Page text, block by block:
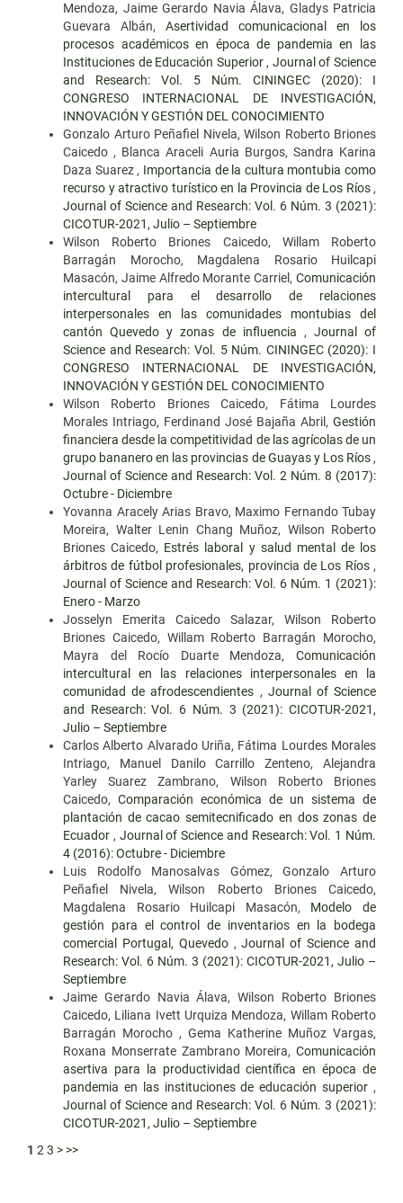
Mendoza, Jaime Gerardo Navia Álava, Gladys Patricia
Guevara Albán, Asertividad comunicacional en los
procesos académicos en época de pandemia en las
Instituciones de Educación Superior , Journal of Science
and Research: Vol. 5 Núm. CININGEC (2020): I
CONGRESO INTERNACIONAL DE INVESTIGACIÓN,
INNOVACIÓN Y GESTIÓN DEL CONOCIMIENTO
Gonzalo Arturo Peñafiel Nivela, Wilson Roberto Briones
Caicedo , Blanca Araceli Auria Burgos, Sandra Karina
Daza Suarez , Importancia de la cultura montubia como
recurso y atractivo turístico en la Provincia de Los Ríos ,
Journal of Science and Research: Vol. 6 Núm. 3 (2021):
CICOTUR-2021, Julio – Septiembre
Wilson Roberto Briones Caicedo, Willam Roberto
Barragán Morocho, Magdalena Rosario Huilcapi
Masacón, Jaime Alfredo Morante Carriel, Comunicación
intercultural para el desarrollo de relaciones
interpersonales en las comunidades montubias del
cantón Quevedo y zonas de influencia , Journal of
Science and Research: Vol. 5 Núm. CININGEC (2020): I
CONGRESO INTERNACIONAL DE INVESTIGACIÓN,
INNOVACIÓN Y GESTIÓN DEL CONOCIMIENTO
Wilson Roberto Briones Caicedo, Fátima Lourdes
Morales Intriago, Ferdinand José Bajaña Abril, Gestión
financiera desde la competitividad de las agrícolas de un
grupo bananero en las provincias de Guayas y Los Ríos ,
Journal of Science and Research: Vol. 2 Núm. 8 (2017):
Octubre - Diciembre
Yovanna Aracely Arias Bravo, Maximo Fernando Tubay
Moreira, Walter Lenin Chang Muñoz, Wilson Roberto
Briones Caicedo, Estrés laboral y salud mental de los
árbitros de fútbol profesionales, provincia de Los Ríos ,
Journal of Science and Research: Vol. 6 Núm. 1 (2021):
Enero - Marzo
Josselyn Emerita Caicedo Salazar, Wilson Roberto
Briones Caicedo, Willam Roberto Barragán Morocho,
Mayra del Rocío Duarte Mendoza, Comunicación
intercultural en las relaciones interpersonales en la
comunidad de afrodescendientes , Journal of Science
and Research: Vol. 6 Núm. 3 (2021): CICOTUR-2021,
Julio – Septiembre
Carlos Alberto Alvarado Uriña, Fátima Lourdes Morales
Intriago, Manuel Danilo Carrillo Zenteno, Alejandra
Yarley Suarez Zambrano, Wilson Roberto Briones
Caicedo, Comparación económica de un sistema de
plantación de cacao semitecnificado en dos zonas de
Ecuador , Journal of Science and Research: Vol. 1 Núm.
4 (2016): Octubre - Diciembre
Luis Rodolfo Manosalvas Gómez, Gonzalo Arturo
Peñafiel Nivela, Wilson Roberto Briones Caicedo,
Magdalena Rosario Huilcapi Masacón, Modelo de
gestión para el control de inventarios en la bodega
comercial Portugal, Quevedo ,Journal of Science and
Research: Vol. 6 Núm. 3 (2021): CICOTUR-2021, Julio –
Septiembre
Jaime Gerardo Navia Álava, Wilson Roberto Briones
Caicedo, Liliana Ivett Urquiza Mendoza, Willam Roberto
Barragán Morocho , Gema Katherine Muñoz Vargas,
Roxana Monserrate Zambrano Moreira, Comunicación
asertiva para la productividad científica en época de
pandemia en las instituciones de educación superior ,
Journal of Science and Research: Vol. 6 Núm. 3 (2021):
CICOTUR-2021, Julio – Septiembre
1 2 3 > >>